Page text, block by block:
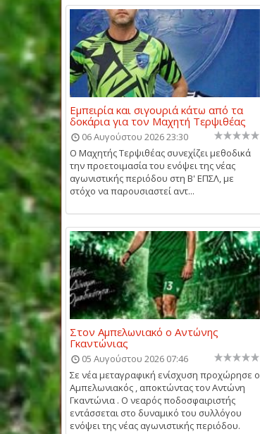
Εμπειρία και σιγουριά κάτω από τα
δοκάρια για τον Μαχητή Τερψιθέας
06 Αυγούστου 2026 23:30
Ο Μαχητής Τερψιθέας συνεχίζει μεθοδικά
την προετοιμασία του ενόψει της νέας
αγωνιστικής περιόδου στη Β' ΕΠΣΛ, με
στόχο να παρουσιαστεί αντ...
Στον Αμπελωνιακό ο Αντώνης
Γκαντώνιας
05 Αυγούστου 2026 07:46
Σε νέα μεταγραφική ενίσχυση προχώρησε ο
Αμπελωνιακός , αποκτώντας τον Αντώνη
Γκαντώνια . Ο νεαρός ποδοσφαιριστής
εντάσσεται στο δυναμικό του συλλόγου
ενόψει της νέας αγωνιστικής περιόδου.